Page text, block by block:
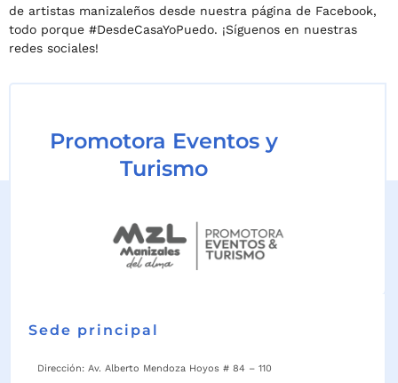
de artistas manizaleños desde nuestra página de Facebook,
todo porque #DesdeCasaYoPuedo. ¡Síguenos en nuestras
redes sociales!
Promotora Eventos y
Turismo
Sede principal
Dirección: Av. Alberto Mendoza Hoyos # 84 – 110